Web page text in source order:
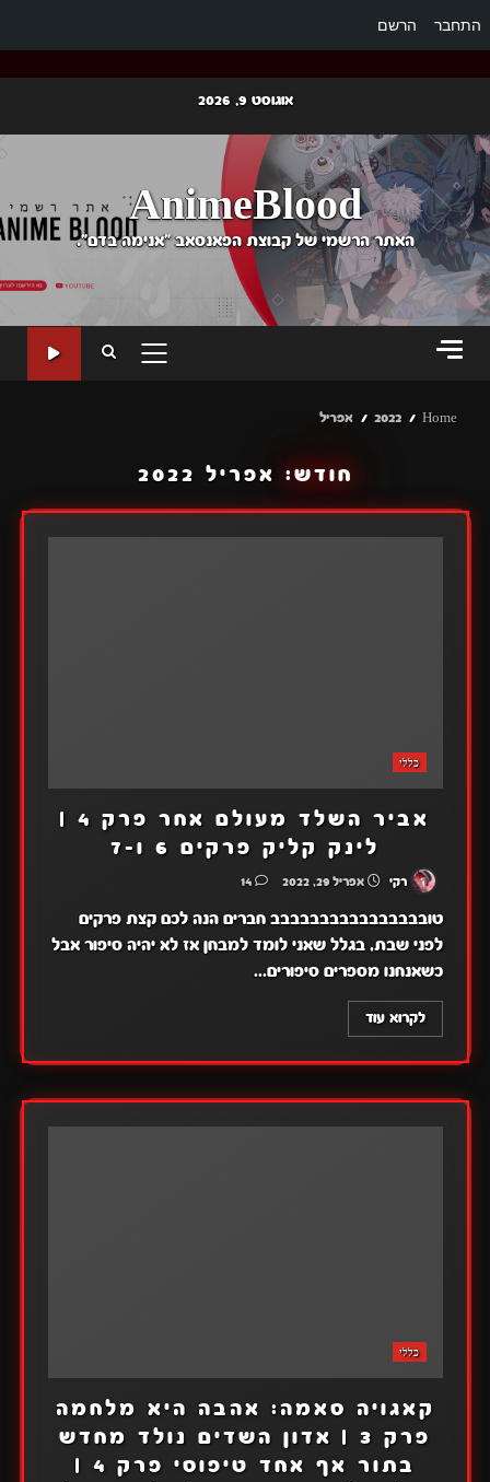
התחבר הרשם
content
אוגוסט 9, 2026
AnimeBlood
האתר הרשמי של קבוצת הפאנסאב "אנימה בדם".
PRIMARY
Home
2022 אפריל
חודש: אפריל 2022
כללי
אביר השלד מעולם אחר פרק 4 |
לינק קליק פרקים 6 ו-7
רקי אפריל 29, 2022 14
טובבבבבבבבבבבבבבבב חברים הנה לכם קצת פרקים
לפני שבת, בגלל שאני לומד למבחן אז לא יהיה סיפור אבל
כשאנחנו מספרים סיפורים...
לקרוא עוד
כללי
קאגויה סאמה: אהבה היא מלחמה
פרק 3 | אדון השדים נולד מחדש
בתור אף אחד טיפוסי פרק 4 |